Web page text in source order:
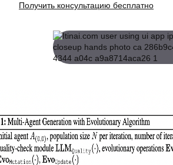
Получить консультацию бесплатно